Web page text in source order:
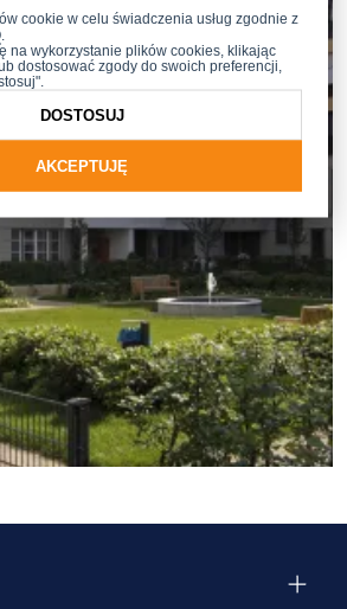
WIĘCEJ REALIZACJI
cookie w celu świadczenia usług zgodnie z
na wykorzystanie plików cookies, klikając
dostosować zgody do swoich preferencji,
AKCEPTUJĘ
DOSTOSUJ